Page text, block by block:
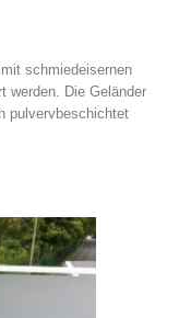
schmiedeisernen
werden. Die Geländer
pulvervbeschichtet